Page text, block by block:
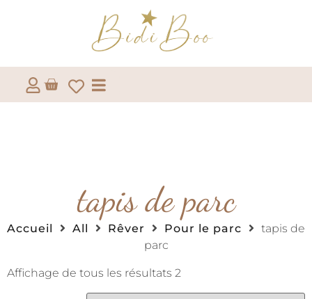
tapis de parc
Accueil All Rêver Pour le parc
tapis de
parc
Affichage de tous les résultats 2